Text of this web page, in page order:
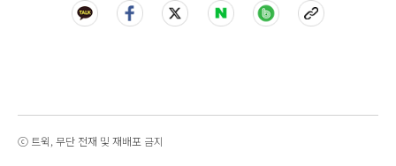
ⓒ 트윅, 무단 전재 및 재배포 금지